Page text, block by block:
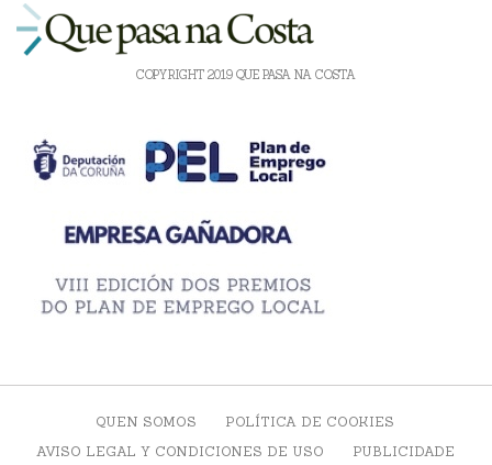
COPYRIGHT 2019 QUE PASA NA COSTA
QUEN SOMOS
POLÍTICA DE COOKIES
AVISO LEGAL Y CONDICIONES DE USO
PUBLICIDADE